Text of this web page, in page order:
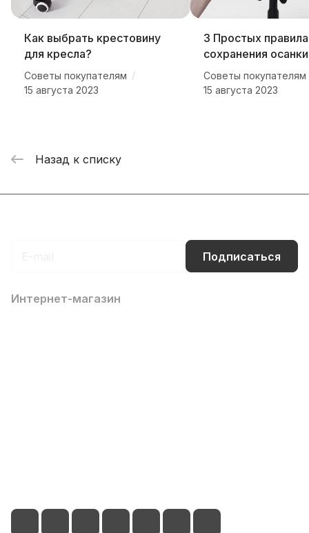
Как выбрать крестовину
для кресла?
Советы покупателям /
15 августа 2023
3 Простых правила
сохранения осанки
Советы покупателям
15 августа 2023
Назад к списку
Подписаться
Интернет-магазин